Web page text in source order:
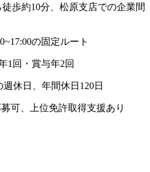
歩約10分、松原支店での企業間
の固定ルート
1回・賞与年2回
週休日、年間休日120日
可、上位免許取得支援あり